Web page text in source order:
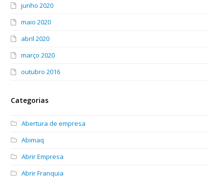
junho 2020
maio 2020
abril 2020
março 2020
outubro 2016
Categorias
Abertura de empresa
Abimaq
Abrir Empresa
Abrir Franquia